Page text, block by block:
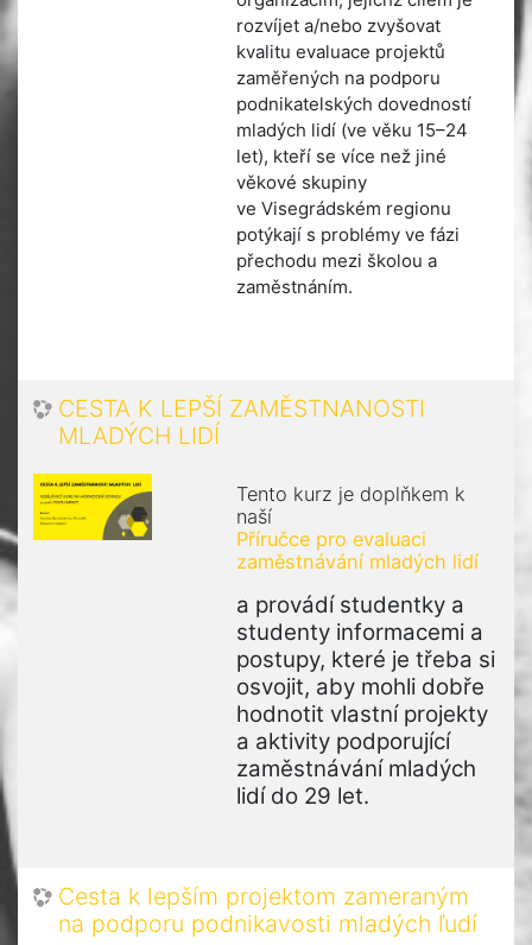
rozvíjet a/nebo zvyšovat
kvalitu evaluace projektů
zaměřených na podporu
podnikatelských dovedností
mladých lidí (ve věku 15–24
let), kteří se více než jiné
věkové skupiny
ve Visegrádském regionu
potýkají s problémy ve fázi
přechodu mezi školou a
zaměstnáním.
CESTA K LEPŠÍ ZAMĚSTNANOSTI
MLADÝCH LIDÍ
Tento kurz je doplňkem k
naší
Příručce pro evaluaci
zaměstnávání mladých lidí
a provádí studentky a
studenty informacemi a
postupy, které je třeba si
osvojit, aby mohli dobře
hodnotit vlastní projekty
a aktivity podporující
zaměstnávání mladých
lidí do 29 let.
Cesta k lepším projektom zameraným
na podporu podnikavosti mladých ľudí